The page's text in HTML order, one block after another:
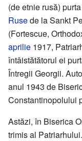
(de etnie rusă)
Rusede la Sankt
(Fortescue,
aprilie 1917,
întâistătătorul ei
Întregii Georgii.
anul 1943 de
Constantinopolului
Astăzi, în Biserica
trimis al